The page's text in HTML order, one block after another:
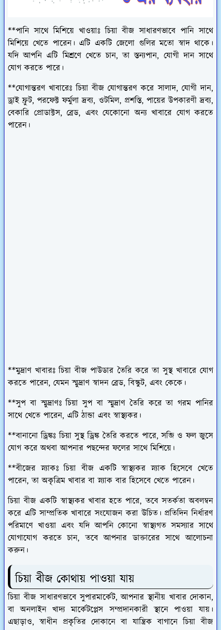
**পানি সাথে মিশিয়ে খাওয়াঃ চিয়া বীজ সাধারণভাবে পানি সাথে
মিশিয়ে খেতে পারেন। এটি একটি জেলো গুলির মতো স্বাদ থাকে।
যদি আপনি এটি মিশ্রণে খেতে চান, তা স্তন্যপান, যোগী দান সাথে
যোগ করতে পারে।
**যোগান্তরণ খাবারেঃ চিয়া বীজ যোগান্তরণ করে সালাদ, যোগী দান,
ড্রাই ফ্রুট, পরফেক্ট ফর্মুলা দ্রব্য, ওটমিল, প্রশস্তি, পায়ের উপকারণী দ্রব্য,
বেকারি প্রোডাক্টস, ব্রেড, এবং যেকোনো অন্য খাবারে যোগ করতে
পারেন।
**মুদ্রাণ খাবারঃ চিয়া বীজ পাউডার তৈরি করে তা সুস্থ খাবারে যোগ
করতে পারেন, যেমন স্মুদ্রাণ স্বাদন ব্রেড, বিস্কুট, এবং কেকে।
**সুপ বা স্মুদ্রাণঃ চিয়া সুপ বা স্মুদ্রাণ তৈরি করে তা গরম পানির
সাথে খেতে পারেন, এটি ঠান্ডা এবং স্বাস্থ্যকর।
**বানানো ড্রিঙ্কঃ চিয়া সুস্থ ড্রিঙ্ক তৈরি করতে পারে, সব্জি ও ফল জুসে
যোগ করে অথবা আপনার পছন্দের ফলের সাথে মিশিয়ে।
**বীজের স্ন্যাকঃ চিয়া বীজ একটি স্বাস্থ্যকর স্ন্যাক হিসেবে খেতে
পারেন, তা অকৃত্রিম খাবার বা স্ন্যাক বার হিসেবে খেতে পারেন।
চিয়া বীজ একটি স্বাস্থ্যকর খাবার হতে পারে, তবে সতর্কতা অবলম্বন
করে এটি সাম্প্রতিক খাবারে সংযোজন করা উচিত। প্রতিদিন নির্ধারণ
পরিমাণে খাওয়া এবং যদি আপনি কোনো স্বাস্থ্যগত সমস্যার সাথে
যোগাযোগ করতে চান, তবে আপনার ডাক্তারের সাথে আলোচনা
করুন।
চিয়া বীজ কোথায় পাওয়া যায়
চিয়া বীজ সাধারণভাবে সুপারমার্কেট, আপনার স্থানীয় খাবার দোকান,
বা অনলাইন খাদ্য মার্কেটপ্লেস সম্প্রদানকারী স্থানে পাওয়া যায়।
এছাড়াও, স্বাধীন প্রকৃতির দোকানে বা যান্ত্রিক বাগানে চিয়া বীজ